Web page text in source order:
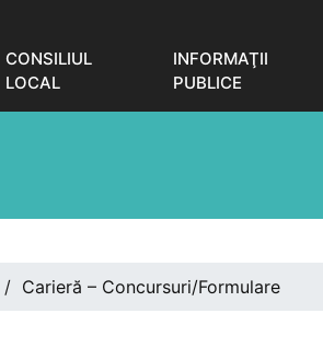
CONSILIUL
LOCAL
INFORMAŢII
PUBLICE
/ Carieră – Concursuri/Formulare